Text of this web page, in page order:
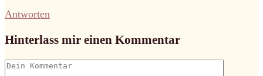
Antworten
Hinterlass mir einen Kommentar